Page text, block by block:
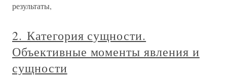
результаты,
2. Категория сущности.
Объективные моменты явления и
сущности